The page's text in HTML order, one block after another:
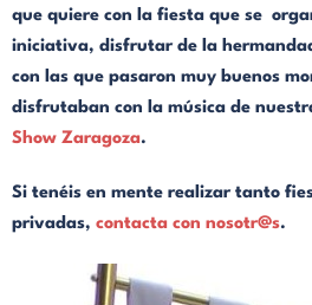
que quiere con la fiesta que se
iniciativa, disfrutar de la
con las que pasaron muy buenos
disfrutaban con la música de
Show Zaragoza.
Si tenéis en mente realizar tanto
privadas, contacta con nosotr@s.